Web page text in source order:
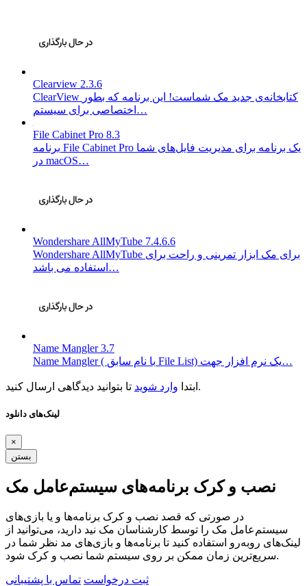
Clearview 2.3.6
ClearView کتابخانه‌ی جدید مک شماست! این برنامه که بطور
اختصاصی برای سیستم…
File Cabinet Pro 8.3
برنامه File Cabinet Pro یک برنامه برای مدیریت فایل‌های شما
در macOS…
Wondershare AllMyTube 7.4.6.6
Wondershare AllMyTube برای مک ابزار تمرینی و راحت برای
استفاده می باشد…
Name Mangler 3.7
Name Mangler ( با نام سابق File List) یک نرم افزار جهت…
ابتدا وارد شوید تا بتوانید دیدگاهی ارسال کنید.
لینک‌های دانلود
×
بستن
نصب و کرک برنامه‌های سیستم‌عامل مک
در صورتی که قصد نصب و کرک برنامه‌ها و یا بازی‌های
سیستم‌عامل مک را توسط کارشناسان مک نید دارید، می‌توانید از
لینک‌های رو‌به‌رو استفاده کنید تا برنامه‌ها و بازی‌های مد نظر شما در
سریع‌ترین زمان ممکن بر روی سیستم شما نصب و کرک شود.
ثبت درخواست تماس با پشتیبانی